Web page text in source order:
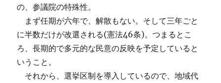
の、参議院の特殊性。
まず任期が六年で、解散もない。そして三年ごと
に半数だけが改選される(憲法46条)。つまるとこ
ろ、長期的で多元的な民意の反映を予定していると
いうこと。
それから、選挙区制を導入しているので、地域代